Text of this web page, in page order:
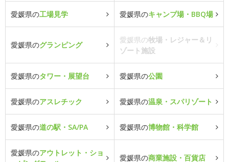
愛媛県の工場見学 愛媛県のキャンプ場・BBQ場
愛媛県のグランピング
愛媛県の牧場・レジャー＆リ
ゾート施設
愛媛県のタワー・展望台 愛媛県の公園
愛媛県のアスレチック 愛媛県の温泉・スパリゾート
愛媛県の道の駅・SA/PA 愛媛県の博物館・科学館
愛媛県のアウトレット・ショ
愛媛県の商業施設・百貨店